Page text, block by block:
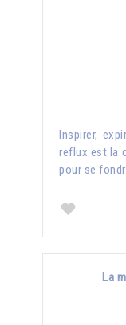
Inspirer,
reflux est la
pour se
La